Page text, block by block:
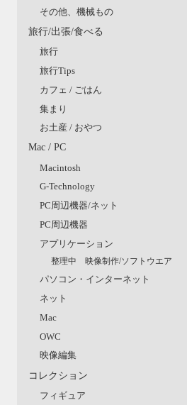
その他、機械もの
旅行/出張/食べる
旅行
旅行Tips
カフェ / ごはん
集まり
お土産 / おやつ
Mac / PC
Macintosh
G-Technology
PC周辺機器/ネット
PC周辺機器
アプリケーション
整理中 映像制作/ソフトウエア
パソコン・インターネット
ネット
Mac
OWC
映像編集
コレクション
フィギュア